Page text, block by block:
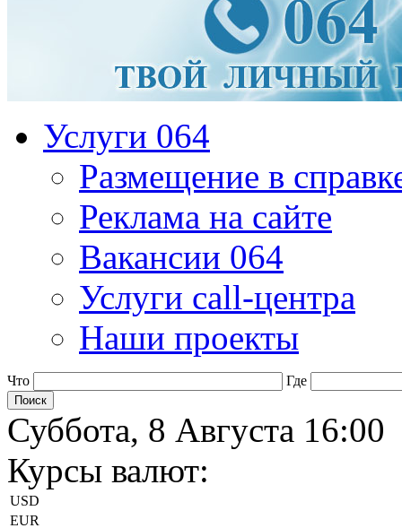
Услуги 064
Размещение в
Реклама на сайте
Вакансии 064
Услуги call-центра
Наши проекты
Что Где
Суббота, 8 Августа 16:00
Курсы валют:
USD
EUR